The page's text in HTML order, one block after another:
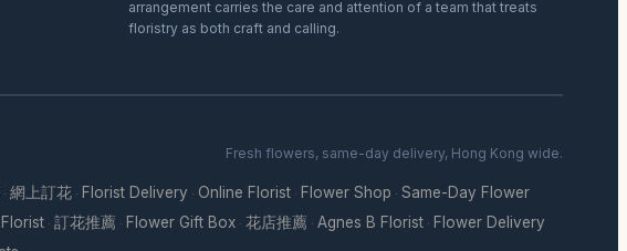
arrangement carries the care and attention of a team that treats
floristry as both craft and calling.
Fresh flowers, same-day delivery, Hong Kong wide.
· 網上訂花 · Florist Delivery · Online Florist · Flower Shop · Same-Day Flower
Florist · 訂花推薦 · Flower Gift Box · 花店推薦 · Agnes B Florist · Flower Delivery